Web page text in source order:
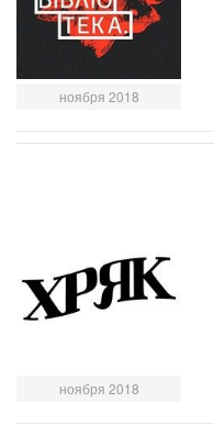
ноября 2018
ноября 2018